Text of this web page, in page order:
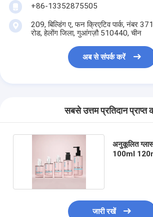
+86-13352875505
209, बिल्डिंग ए, फन क्रिएटिव पार्क, नंबर
रोड, हेलोंग जिला, गुआंगज़ौ 510440, चीन
अब से संपर्क करें
सबसे उत्तम प्रतिदान प्राप्त
अनुकूलित
100ml
जारी रखें